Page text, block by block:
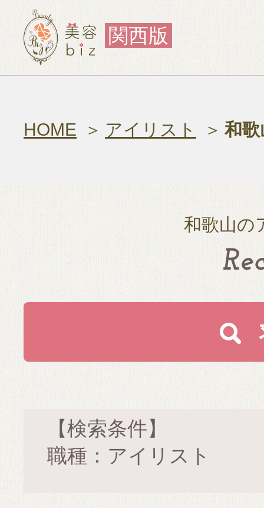
関西版
HOME アイリスト 和歌
和歌山
【検索条件】
職種：アイリスト